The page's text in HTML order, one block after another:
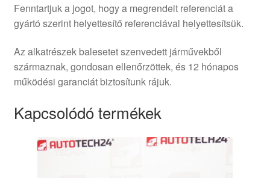
Fenntartjuk a jogot, hogy a megrendelt referenciát a
gyártó szerint helyettesítő referenciával helyettesítsük.
Az alkatrészek balesetet szenvedett járművekből
származnak, gondosan ellenőrzöttek, és 12 hónapos
működési garanciát biztosítunk rájuk.
Kapcsolódó termékek